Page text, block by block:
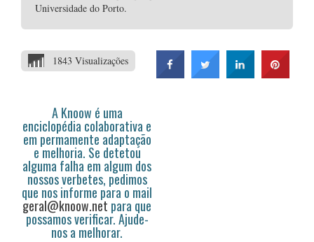
Universidade do Porto.
1843 Visualizações
A Knoow é uma
enciclopédia colaborativa e
em permamente adaptação
e melhoria. Se detetou
alguma falha em algum dos
nossos verbetes, pedimos
que nos informe para o mail
geral@knoow.net para que
possamos verificar. Ajude-
nos a melhorar.